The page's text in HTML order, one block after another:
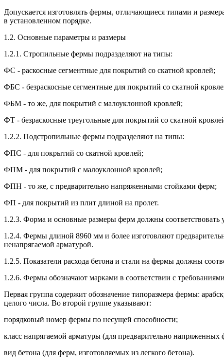
Допускается изготовлять фермы, отличающиеся типами и
в установленном порядке.
1.2. Основные параметры и размеры
1.2.1. Стропильные фермы подразделяют на типы:
ФС - раскосные сегментные для покрытий со скатной кровлей;
ФБС - безраскосные сегментные для покрытий со скатной
ФБМ - то же, для покрытий с малоуклонной кровлей;
ФТ - безраскосные треугольные для покрытий со скатной
1.2.2. Подстропильные фермы подразделяют на типы:
ФПС - для покрытий со скатной кровлей;
ФПМ - для покрытий с малоуклонной кровлей;
ФПН - то же, с предварительно напряженными стойками ферм;
ФП - для покрытий из плит длиной на пролет.
1.2.3. Форма и основные размеры ферм должны
1.2.4. Фермы длиной 8960 мм и более изготовляют
ненапрягаемой арматурой.
1.2.5. Показатели расхода бетона и стали на фермы должны
1.2.6. Фермы обозначают марками в соответствии с
Первая группа содержит обозначение типоразмера фермы:
целого числа. Во второй группе указывают:
порядковый номер фермы по несущей способности;
класс напрягаемой арматуры (для предварительно напряженных
вид бетона (для ферм, изготовляемых из легкого бетона).